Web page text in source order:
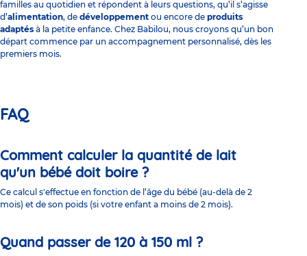
familles au quotidien et répondent à leurs questions, qu’il s’agisse
d’alimentation, de développement ou encore de produits
adaptés à la petite enfance. Chez Babilou, nous croyons qu’un bon
départ commence par un accompagnement personnalisé, dès les
premiers mois.
FAQ
Comment calculer la quantité de lait
qu'un bébé doit boire ?
Ce calcul s'effectue en fonction de l’âge du bébé (au-delà de 2
mois) et de son poids (si votre enfant a moins de 2 mois).
Quand passer de 120 à 150 ml ?